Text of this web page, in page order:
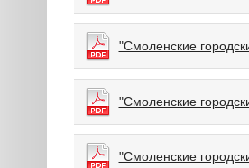
"Смоленские
"Смоленские
"Смоленские